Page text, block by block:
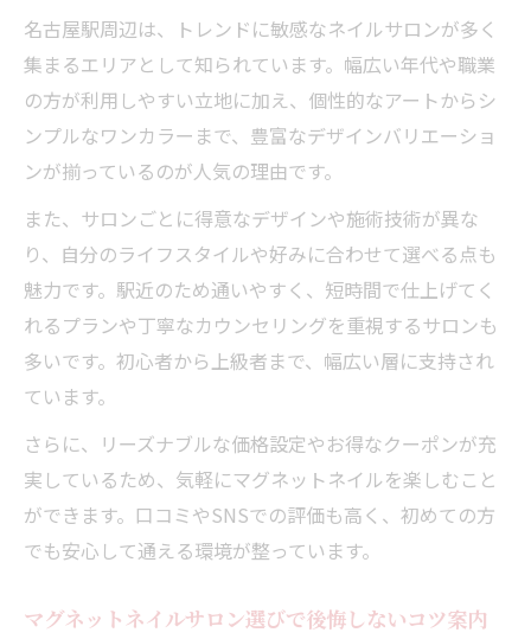
マグネットネイル道具の選び方と使い方ガ
イド
名古屋駅周辺は、トレンドに敏感なネイルサロンが多く
集まるエリアとして知られています。幅広い年代や職業
の方が利用しやすい立地に加え、個性的なアートからシ
ンプルなワンカラーまで、豊富なデザインバリエーショ
ンが揃っているのが人気の理由です。
また、サロンごとに得意なデザインや施術技術が異な
り、自分のライフスタイルや好みに合わせて選べる点も
魅力です。駅近のため通いやすく、短時間で仕上げてく
れるプランや丁寧なカウンセリングを重視するサロンも
多いです。初心者から上級者まで、幅広い層に支持され
ています。
さらに、リーズナブルな価格設定やお得なクーポンが充
実しているため、気軽にマグネットネイルを楽しむこと
ができます。口コミやSNSでの評価も高く、初めての方
でも安心して通える環境が整っています。
マグネットネイルサロン選びで後悔しないコツ案内